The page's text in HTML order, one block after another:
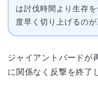
は討伐時間より生存
度早く切り上げるのが
ジャイアントバードが
に関係なく反撃を終了